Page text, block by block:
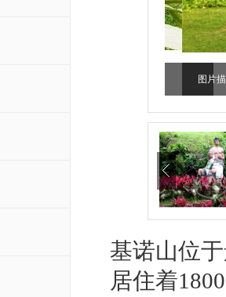
图片描述
基诺山位
居住着